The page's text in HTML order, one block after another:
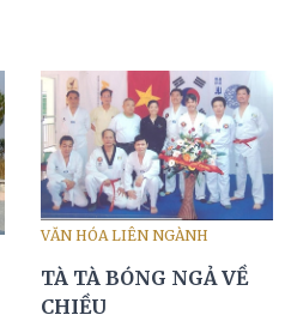
VĂN HÓA LIÊN NGÀNH
TÀ TÀ BÓNG NGẢ VỀ
CHIỀU